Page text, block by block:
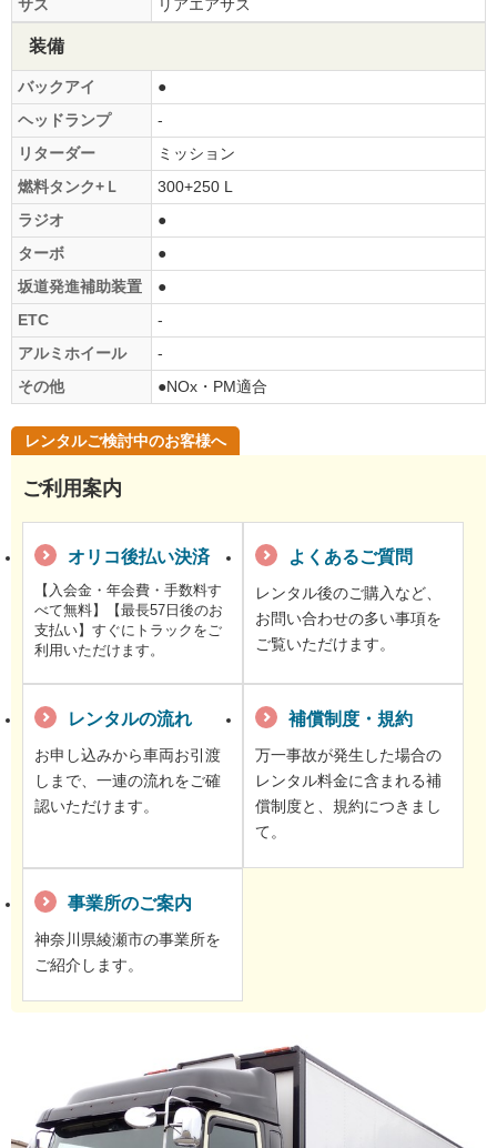
サス
リアエアサス
装備
バックアイ
●
ヘッドランプ
-
リターダー
ミッション
燃料タンク+Ｌ
300+250 L
ラジオ
●
ターボ
●
坂道発進補助装置
●
ETC
-
アルミホイール
-
その他
●NOx・PM適合
レンタルご検討中のお客様へ
ご利用案内
オリコ後払い決済
【入会金・年会費・手数料す
べて無料】【最長57日後のお
支払い】すぐにトラックをご
利用いただけます。
よくあるご質問
レンタル後のご購入など、
お問い合わせの多い事項を
ご覧いただけます。
レンタルの流れ
お申し込みから車両お引渡
しまで、一連の流れをご確
認いただけます。
補償制度・規約
万一事故が発生した場合の
レンタル料金に含まれる補
償制度と、規約につきまし
て。
事業所のご案内
神奈川県綾瀬市の事業所を
ご紹介します。